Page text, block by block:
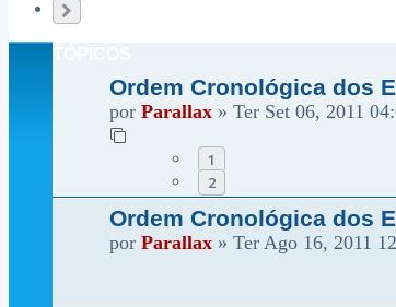
Ordem Cronológica dos
por Parallax » Ter Set 06, 2011
1
2
Ordem Cronológica dos
por Parallax » Ter Ago 16, 2011